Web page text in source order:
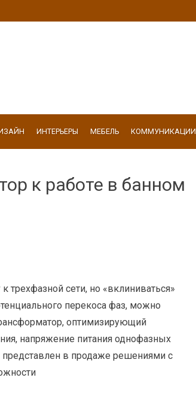
ИНТЕРЬЕРЫ МЕБЕЛЬ КОММУНИКАЦИИ
к работе в банном
трехфазной сети, но «вклиниваться»
перекоса фаз, можно
оптимизирующий
напряжение питания однофазных
представлен в продаже решениями с